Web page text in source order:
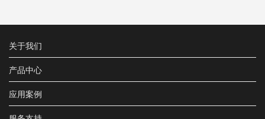
关于我们
产品中心
应用案例